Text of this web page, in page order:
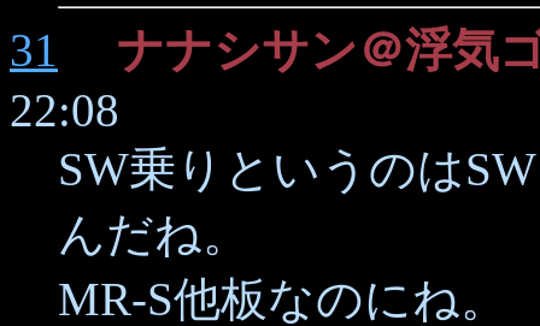
31
ナナシサン＠浮気
22:08
SW乗りというのは
んだね。
MR-S他板なのにね。